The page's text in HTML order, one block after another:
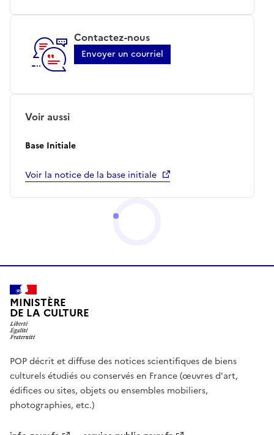
Contactez-nous
Envoyer un courriel
Voir aussi
Base Initiale
Voir la notice de la base initiale
MINISTÈRE
DE LA CULTURE
POP décrit et diffuse des notices scientifiques de biens
culturels étudiés ou conservés en France (œuvres d'art,
édifices ou sites, objets ou ensembles mobiliers,
photographies, etc.)